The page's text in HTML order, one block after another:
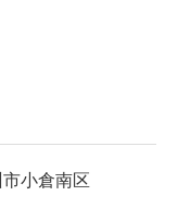
小倉南区